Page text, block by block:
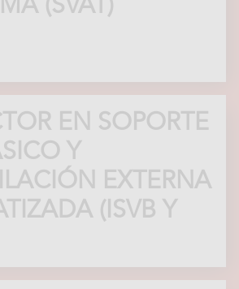
EN SOPORTE
Y
EXTERNA
(ISVB Y